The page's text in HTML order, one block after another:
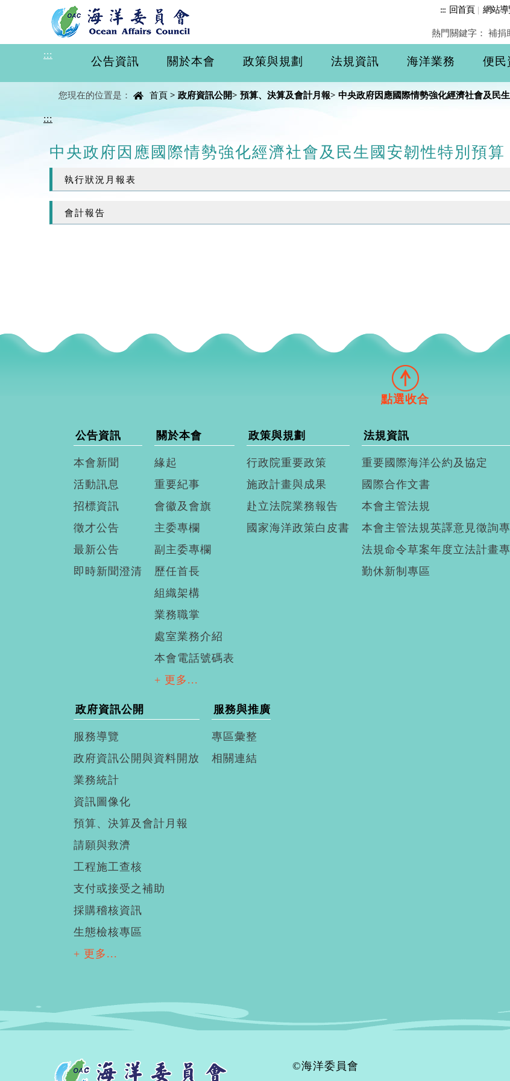
進入內容區塊 ::: 回首頁| 網站導
熱門關鍵字： 補捐
:::
公告資訊 關於本會 政策與規劃 法規資訊 海洋業務 便民
您現在的位置是： 首頁 > 政府資訊公開> 預算、決算及會計月報> 中央政府因應國際情勢強化經濟社會及民
:::
中央政府因應國際情勢強化經濟社會及民生國安韌性特別預算
中央內容區塊
執行狀況月報表
會計報告
公告資訊
本會新聞
活動訊息
招標資訊
徵才公告
最新公告
即時新聞澄清
關於本會
緣起
重要紀事
會徽及會旗
主委專欄
副主委專欄
歷任首長
組織架構
業務職掌
處室業務介紹
本會電話號碼表
+ 更多...
政策與規劃
行政院重要政策
施政計畫與成果
赴立法院業務報告
國家海洋政策白皮書
法規資訊
重要國際海洋公約及協定
國際合作文書
本會主管法規
本會主管法規英譯意見徵詢
法規命令草案年度立法計畫
勤休新制專區
政府資訊公開
服務導覽
政府資訊公開與資料開放
業務統計
資訊圖像化
預算、決算及會計月報
請願與救濟
工程施工查核
支付或接受之補助
採購稽核資訊
生態檢核專區
+ 更多...
服務與推廣
專區彙整
相關連結
©海洋委員會